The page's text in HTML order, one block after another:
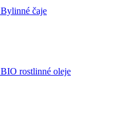
Bylinné čaje
BIO rostlinné oleje